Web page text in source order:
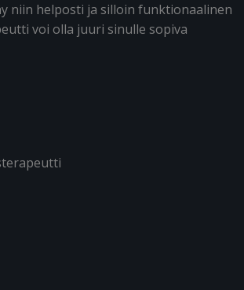
niin helposti ja silloin funktionaalinen
voi olla juuri sinulle sopiva